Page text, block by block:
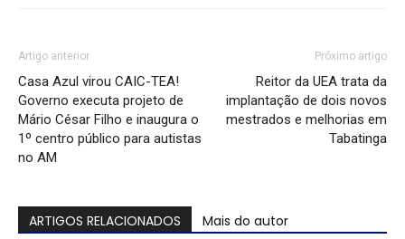
Artigo anterior
Casa Azul virou CAIC-TEA!
Governo executa projeto de
Mário César Filho e inaugura o
1º centro público para autistas
no AM
Próximo artigo
Reitor da UEA trata da
implantação de dois novos
mestrados e melhorias em
Tabatinga
ARTIGOS RELACIONADOS Mais do autor